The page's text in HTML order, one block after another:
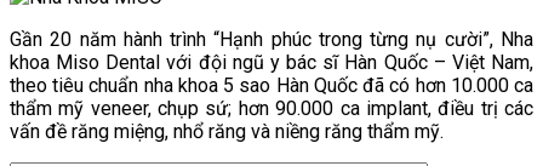
Gần 20 năm hành trình “Hạnh phúc trong từng nụ cười”, Nha
khoa Miso Dental với đội ngũ y bác sĩ Hàn Quốc – Việt Nam,
theo tiêu chuẩn nha khoa 5 sao Hàn Quốc đã có hơn 10.000 ca
thẩm mỹ veneer, chụp sứ; hơn 90.000 ca implant, điều trị các
vấn đề răng miệng, nhổ răng và niềng răng thẩm mỹ.